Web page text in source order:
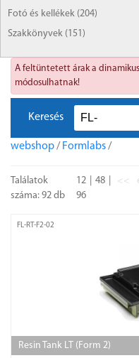
Fotó és kellékek (204)
Szakkönyvek (151)
A feltüntetett árak a
módosulhatnak!
Keresés
webshop/ Formlabs/
Találatok
száma: 92 db
12
48
96
<<
FL-RT-F2-02
Resin Tank LT (Form 2)